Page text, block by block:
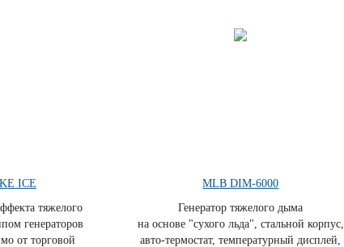
ICE
тяжелого
генераторов
от торговой
MLB DIM-6000
Генератор тяжелого дыма
на основе "сухого льда", стальной корпус,
авто-термостат, температурный дисплей,